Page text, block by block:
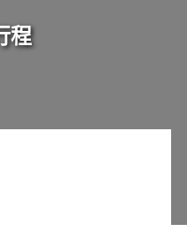
程